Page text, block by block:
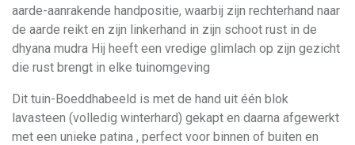
aarde-aanrakende handpositie, waarbij zijn rechterhand naar
de aarde reikt en zijn linkerhand in zijn schoot rust in de
dhyana mudra Hij heeft een vredige glimlach op zijn gezicht
die rust brengt in elke tuinomgeving
Dit tuin-Boeddhabeeld is met de hand uit één blok
lavasteen (volledig winterhard) gekapt en daarna afgewerkt
met een unieke patina , perfect voor binnen of buiten en